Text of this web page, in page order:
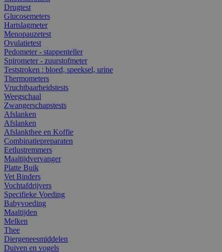
Drugtest
Glucosemeters
Hartslagmeter
Menopauzetest
Ovulatietest
Pedometer - stappenteller
Spirometer - zuurstofmeter
Teststroken : bloed, speeksel, urine
Thermometers
Vruchtbaarheidstests
Weegschaal
Zwangerschapstests
Afslanken
Afslanken
Afslankthee en Koffie
Combinatiepreparaten
Eetlustremmers
Maaltijdvervanger
Platte Buik
Vet Binders
Vochtafdrijvers
Specifieke Voeding
Babyvoeding
Maaltijden
Melken
Thee
Diergeneesmiddelen
Duiven en vogels